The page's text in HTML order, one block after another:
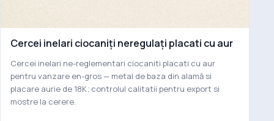
Cercei inelari ciocaniți neregulați placati cu aur
Cercei inelari ne-reglementari ciocaniti placati cu aur
pentru vanzare en-gros — metal de baza din alamă si
placare aurie de 18K; controlul calitatii pentru export si
mostre la cerere.